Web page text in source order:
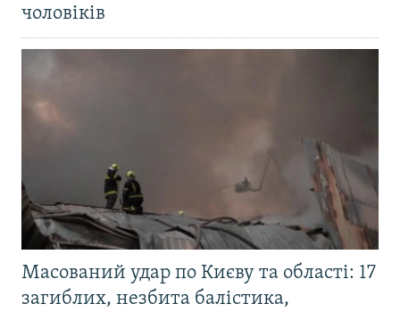
чоловіків
Масований удар по Києву та області: 17
загиблих, незбита балістика,